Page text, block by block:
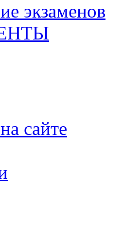
экзаменов
сайте